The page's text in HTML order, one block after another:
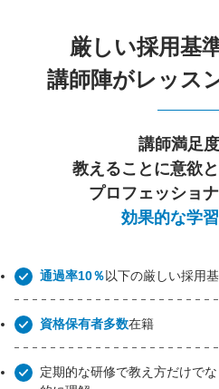
厳しい採用基
講師陣がレッス
講師満足度
教えることに意欲
プロフェッショ
効果的な学
通過率10％以下の厳しい採用
資格保有者多数在籍
定期的な研修で教え方だけで